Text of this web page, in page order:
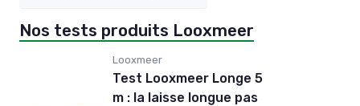
Nos tests produits Looxmeer
Looxmeer
Test Looxmeer Longe 5
m : la laisse longue pas